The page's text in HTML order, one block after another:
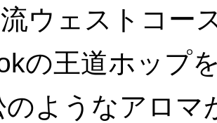
ウェストコー
の王道ホップ
のようなアロマ